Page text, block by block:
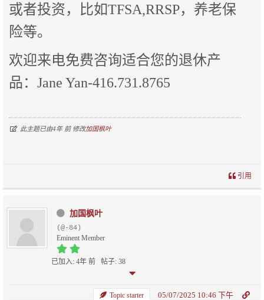
或者投资，比如TFSA,RRSP，养老保
险等。
欢迎来电免费咨询适合您的退休产
品：Jane Yan-416.731.8765
此主题已由4年 前 修改加国枫叶
引用
加国枫叶
(@-84)
Eminent Member
已加入: 4年 前 帖子: 38
Topic starter 05/07/2025 10:46 下午